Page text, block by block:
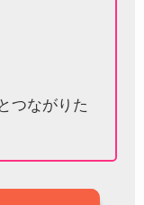
つながりた